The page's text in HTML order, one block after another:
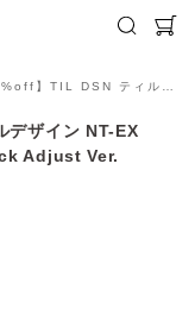
EX FUNCTIONAL EXTENSION CUBE Quick Adjust Ver.
デザイン NT-EX
Adjust Ver.